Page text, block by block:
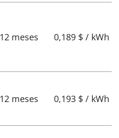
12 meses 0,189 $ / kWh
12 meses 0,193 $ / kWh